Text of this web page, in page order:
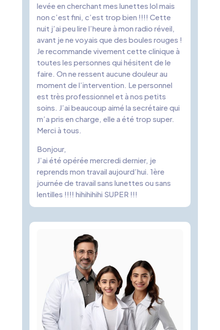
levée en cherchant mes lunettes lol mais
non c’est fini, c’est trop bien !!!! Cette
nuit j’ai peu lire l’heure à mon radio réveil,
avant je ne voyais que des boules rouges !
Je recommande vivement cette clinique à
toutes les personnes qui hésitent de le
faire. On ne ressent aucune douleur au
moment de l’intervention. Le personnel
est très professionnel et à nos petits
soins. J’ai beaucoup aimé la secrétaire qui
m’a pris en charge, elle a été trop super.
Merci à tous.
Bonjour,
J’ai été opérée mercredi dernier, je
reprends mon travail aujourd’hui. 1ère
journée de travail sans lunettes ou sans
lentilles !!!! hihihihihi SUPER !!!